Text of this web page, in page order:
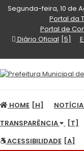
Segunda-feira, 10 de
Portal da
Portal de
Diário Oficial
HOME
TRANSPARÊNCIA
ACESSIBILIDADE